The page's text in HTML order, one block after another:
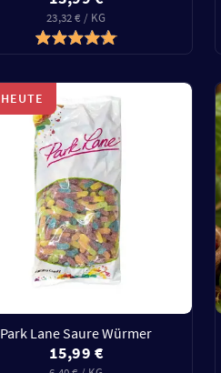
23,32 € / KG
Park Lane Saure Würmer
15,99 €